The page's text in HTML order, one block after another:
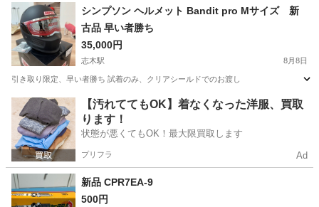
埼玉 さいたま市 西浦和駅 ホンダ
シンプソン ヘルメット Bandit pro Mサイズ 新
古品 早い者勝ち
35,000円
志木駅 8月8日
引き取り限定、早い者勝ち 試着のみ、クリアシールドでのお渡し
埼玉 志木市 志木駅 その他 ヘルメット
【汚れててもOK】着なくなった洋服、買取
ります！
状態が悪くてもOK！最大限買取します
プリフラ Ad
新品 CPR7EA-9
500円